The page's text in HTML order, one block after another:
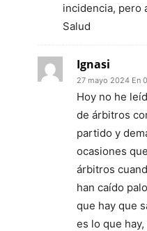
incidencia, pero
Salud
Ignasi
27 mayo 2024 En
Hoy no he
de árbitros
partido y
ocasiones
árbitros
han caído
que hay que
es lo que